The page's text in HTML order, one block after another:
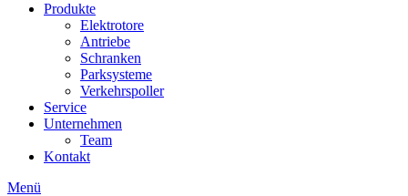
Produkte
Elektrotore
Antriebe
Schranken
Parksysteme
Verkehrspoller
Service
Unternehmen
Team
Kontakt
Menü